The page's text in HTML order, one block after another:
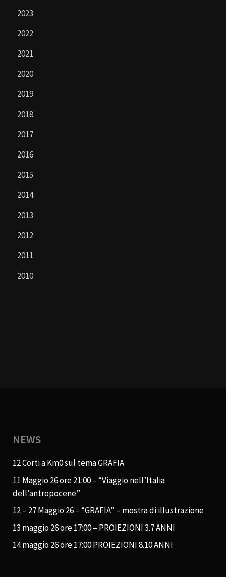
2023
2022
2021
2020
2019
2018
2017
2016
2015
2014
2013
2012
2011
2010
NEWS
12 Corti a Km0 sul tema GRAFIA
11 Maggio 26 ore 21:00 – “Viaggio nell’Italia
dell’antropocene”
12 – 27 Maggio 26 – “GRAFIA” – mostra di illustrazione
13 maggio 26 ore 17:00 – PROIEZIONI 3.7 ANNI
14 maggio 26 ore 17:00 PROIEZIONI 8.10 ANNI